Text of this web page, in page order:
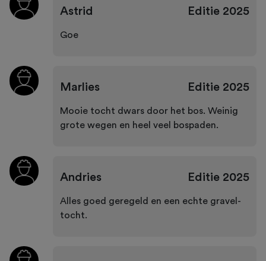
Astrid Editie2025
Goe
Marlies Editie2025
Mooie tocht dwars door het bos. Weinig
grote wegen en heel veel bospaden.
Andries Editie2025
Alles goed geregeld en een echte gravel-
tocht.